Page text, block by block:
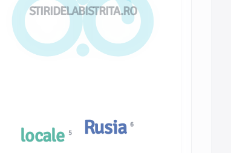
STIRIDELABISTRITA.RO
Rusia6
locale 5